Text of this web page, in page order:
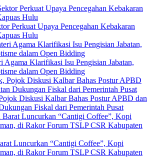
Perkuat Upaya Pencegahan Kebakaran
Hulu
Klarifikasi Isu Pengisian Jabatan,
dalam Open Bidding
Diskusi Kalbar Bahas Postur APBD dan
Fiskal dari Pemerintah Pusat
Luncurkan “Cantigi Coffee”, Kopi
di Rakor Forum TSLP CSR Kabupaten